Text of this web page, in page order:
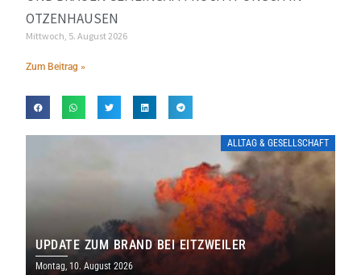
OTZENHAUSEN
Mittwoch, 5. August 2026
Zum Beitrag »
ALLTAG & GESELLSCHAFT
UPDATE ZUM BRAND BEI EITZWEILER
Montag, 10. August 2026